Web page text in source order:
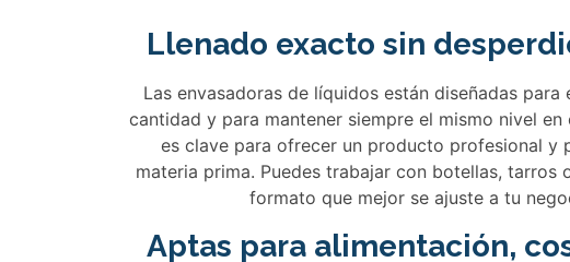
Llenado exacto sin
Las envasadoras de líquidos están diseñadas para
cantidad y para mantener siempre el mismo nivel en
es clave para ofrecer un producto profesional y
materia prima. Puedes trabajar con botellas, tarros
formato que mejor se ajuste a tu
Aptas para alimentación,